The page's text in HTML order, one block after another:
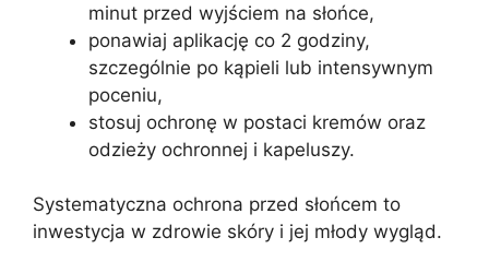
minut przed wyjściem na słońce,
ponawiaj aplikację co 2 godziny,
szczególnie po kąpieli lub intensywnym
poceniu,
stosuj ochronę w postaci kremów oraz
odzieży ochronnej i kapeluszy.
Systematyczna ochrona przed słońcem to
inwestycja w zdrowie skóry i jej młody wygląd.